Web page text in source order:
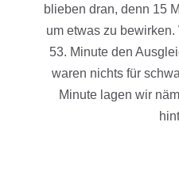
blieben dran, denn 15
um etwas zu
53. Minute den
waren nichts für
Minute lagen wir